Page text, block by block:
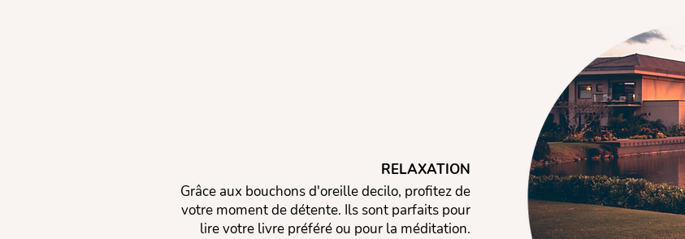
RELAXATION
Grâce aux bouchons d'oreille decilo, profitez de
votre moment de détente. Ils sont parfaits pour
lire votre livre préféré ou pour la méditation.